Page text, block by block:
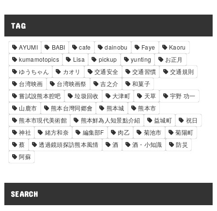
TAG
AYUMI BABI cafe dainobu Faye
Kaoru
kumamotopics
Lisa pickup yunting
お正月
ゆうちゃん
カオリ 交通安全 交通習慣
交通規則
台湾映画
台湾映画祭 吉之介
和菓子
嘗試說熊本腔吧
垃圾回收 大津町 天草
宇野 功一
山鹿市
熊本台灣同郷會 熊本城
熊本市
熊本市現代美術館
熊本鮮為人知景點介紹 益城町
祝日
神社
緒方和奈 編集部F 肉乙 菊池市
菊陽町
蔡
透過鏡頭探訪熊本風情 酒 酒・小知識
防災
阿蘇
SEARCH